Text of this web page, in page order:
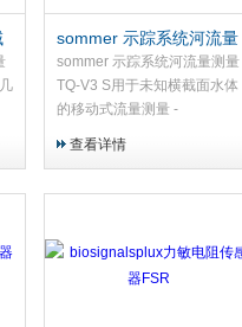
sommer 示踪系统河流量
测量TQ-V3 S
sommer 示踪系统河流量测量
TQ-V3 S用于未知横截面水体
的移动式流量测量 -
里使用经过验证的示踪稀释法
查看详情